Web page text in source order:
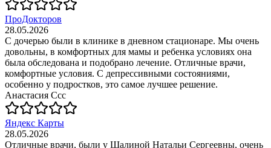
ПроДокторов
28.05.2026
С дочерью были в клинике в дневном стационаре. Мы очень
довольны, в комфортных для мамы и ребенка условиях она
была обследована и подобрано лечение. Отличные врачи,
комфортные условия. С депрессивными состояниями,
особенно у подростков, это самое лучшее решение.
Анастасия Ссс
Яндекс Карты
28.05.2026
Отличные врачи, были у Шалиной Натальи Сергеевны, очень